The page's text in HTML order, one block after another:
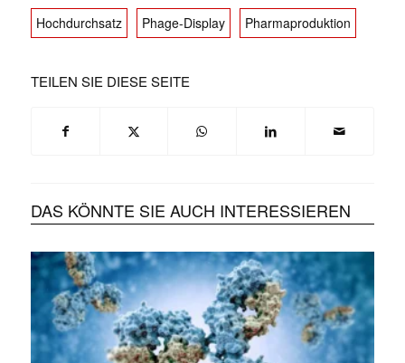
Hochdurchsatz Phage-Display Pharmaproduktion
TEILEN SIE DIESE SEITE
DAS KÖNNTE SIE AUCH INTERESSIEREN